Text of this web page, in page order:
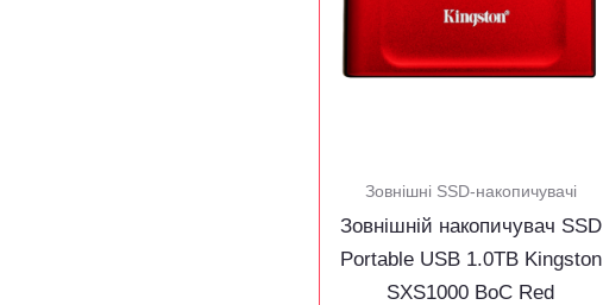
Зовнішні SSD-накопичувачі
Зовнішній накопичувач SSD
Portable USB 1.0ТB Kingston
SXS1000 BoC Red